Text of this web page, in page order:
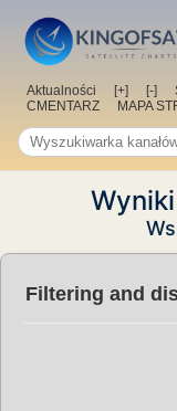
Aktualności [+] [-]
CMENTARZ
MAPA
Filtering and